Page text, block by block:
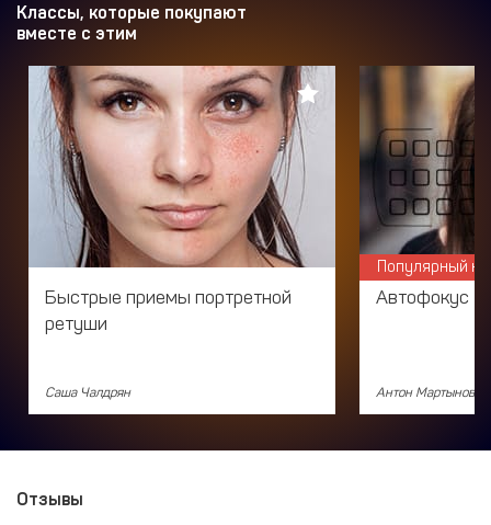
Классы, которые покупают
вместе с этим
Быстрые приемы портретной
ретуши
Саша Чалдрян
Автофокус
Антон Мартынов
Популярный
Отзывы